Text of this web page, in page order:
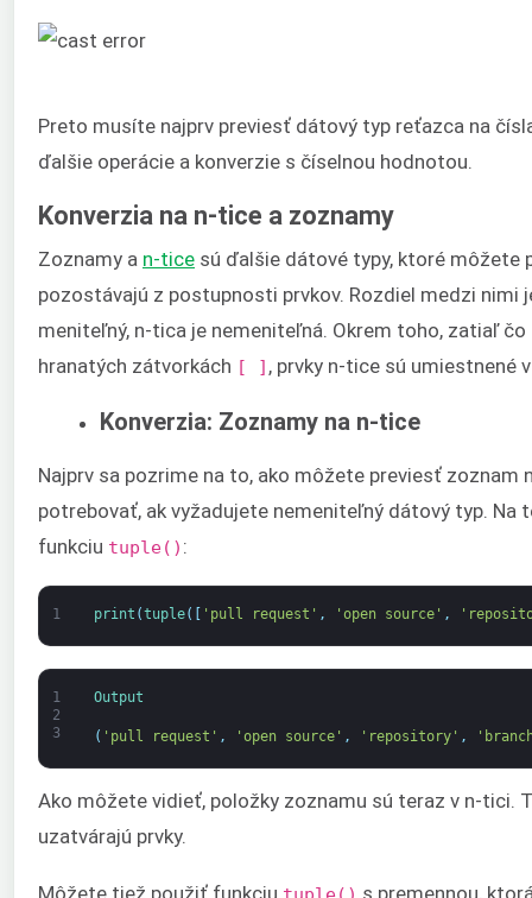
Preto musíte najprv previesť dátový typ reťazca na
ďalšie operácie a konverzie s číselnou hodnotou.
Konverzia na n-tice a zoznamy
Zoznamy a n-tice sú ďalšie dátové typy, ktoré môžete
pozostávajú z postupnosti prvkov. Rozdiel medzi nimi
meniteľný, n-tica je nemeniteľná. Okrem toho, zatiaľ
hranatých zátvorkách [ ] , prvky n-tice sú umiestnené
Konverzia: Zoznamy na n-tice
Najprv sa pozrime na to, ako môžete previesť zoznam
potrebovať, ak vyžadujete nemeniteľný dátový typ.
funkciu tuple() :
1 print (tuple( 'pull request' , 'open source' ,
1
2
3
Output
( 'pull request' , 'open source' , 'repository' ,
Ako môžete vidieť, položky zoznamu sú teraz v n-tici.
uzatvárajú prvky.